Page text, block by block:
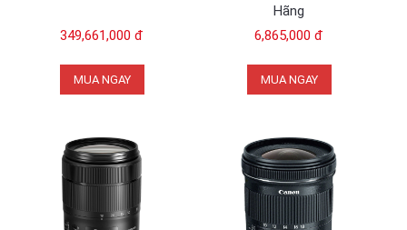
349,661,000 đ
MUA NGAY
Hãng
6,865,000 đ
MUA NGAY